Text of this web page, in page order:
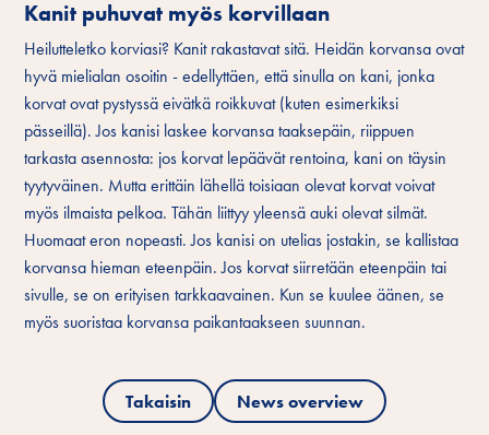
Kanit puhuvat myös korvillaan
Heilutteletko korviasi? Kanit rakastavat sitä. Heidän korvansa ovat
hyvä mielialan osoitin - edellyttäen, että sinulla on kani, jonka
korvat ovat pystyssä eivätkä roikkuvat (kuten esimerkiksi
pässeillä). Jos kanisi laskee korvansa taaksepäin, riippuen
tarkasta asennosta: jos korvat lepäävät rentoina, kani on täysin
tyytyväinen. Mutta erittäin lähellä toisiaan olevat korvat voivat
myös ilmaista pelkoa. Tähän liittyy yleensä auki olevat silmät.
Huomaat eron nopeasti. Jos kanisi on utelias jostakin, se kallistaa
korvansa hieman eteenpäin. Jos korvat siirretään eteenpäin tai
sivulle, se on erityisen tarkkaavainen. Kun se kuulee äänen, se
myös suoristaa korvansa paikantaakseen suunnan.
Takaisin News overview